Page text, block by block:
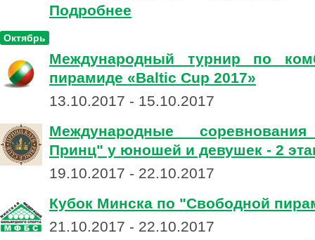
Подробнее
Октябрь
Международный турнир по
пирамиде «Baltic Cup 2017»
13.10.2017 - 15.10.2017
Международные
Принц" у юношей и девушек - 2
19.10.2017 - 22.10.2017
Кубок Минска по "Свободной
21.10.2017 - 22.10.2017